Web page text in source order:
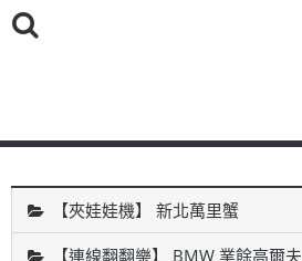
【夾娃娃機】 新北萬里蟹
【連線翻翻樂】 BMW 業餘高爾夫